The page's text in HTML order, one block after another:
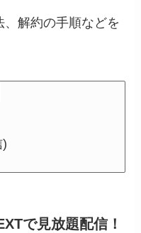
解約の手順などを
で見放題配信！